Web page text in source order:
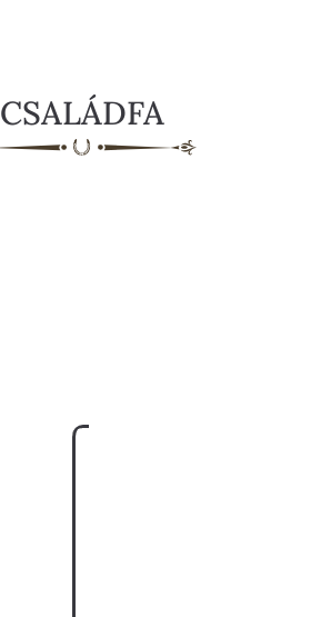
CSALÁDFA